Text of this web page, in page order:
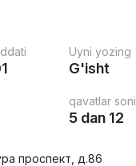
Uyni yozing
G'isht
qavatlar soni
5 dan 12
проспект, д.86